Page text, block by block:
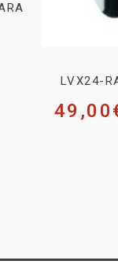
LVX24-
49,00